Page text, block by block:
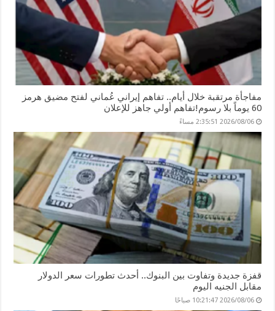
مفاجأة مرتقبة خلال أيام.. تفاهم إيراني عُماني لفتح مضيق هرمز
60 يوماً بلا رسوم!تفاهم أولي جاهز للإعلان
2026/08/06 2:35:51 مساءً
قفزة جديدة وتفاوت بين البنوك.. أحدث تطورات سعر الدولار
مقابل الجنيه اليوم
2026/08/06 10:21:47 صباحًا